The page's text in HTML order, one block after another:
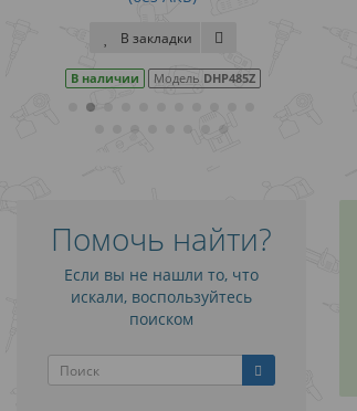
В закладки
В наличии Модель
Помочь найти?
Если вы не нашли то, что
искали, воспользуйтесь
поиском